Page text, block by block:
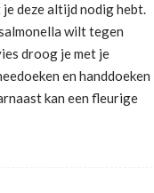
je deze altijd nodig hebt.
wilt tegen
droog je met je
en handdoeken
kan een fleurige